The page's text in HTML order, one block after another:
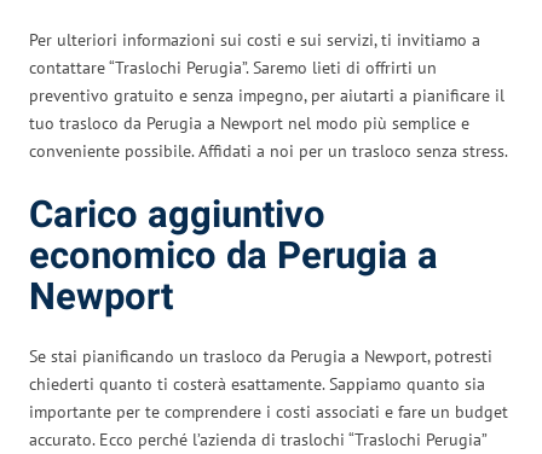
Per ulteriori informazioni sui costi e sui servizi, ti invitiamo a
contattare “Traslochi Perugia”. Saremo lieti di offrirti un
preventivo gratuito e senza impegno, per aiutarti a pianificare il
tuo trasloco da Perugia a Newport nel modo più semplice e
conveniente possibile. Affidati a noi per un trasloco senza stress.
Carico aggiuntivo
economico da Perugia a
Newport
Se stai pianificando un trasloco da Perugia a Newport, potresti
chiederti quanto ti costerà esattamente. Sappiamo quanto sia
importante per te comprendere i costi associati e fare un budget
accurato. Ecco perché l’azienda di traslochi “Traslochi Perugia”